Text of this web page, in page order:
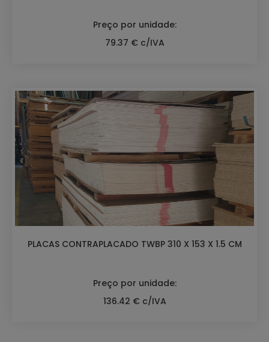
Preço por unidade:
79.37 € c/IVA
PLACAS CONTRAPLACADO TWBP 310 X 153 X 1.5 CM
Preço por unidade:
136.42 € c/IVA